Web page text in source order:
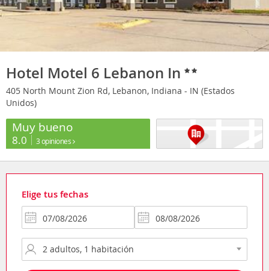
Hotel Motel 6 Lebanon In
405 North Mount Zion Rd, Lebanon, Indiana - IN (Estados
Unidos)
Muy bueno
8.0 3 opiniones
Elige tus fechas